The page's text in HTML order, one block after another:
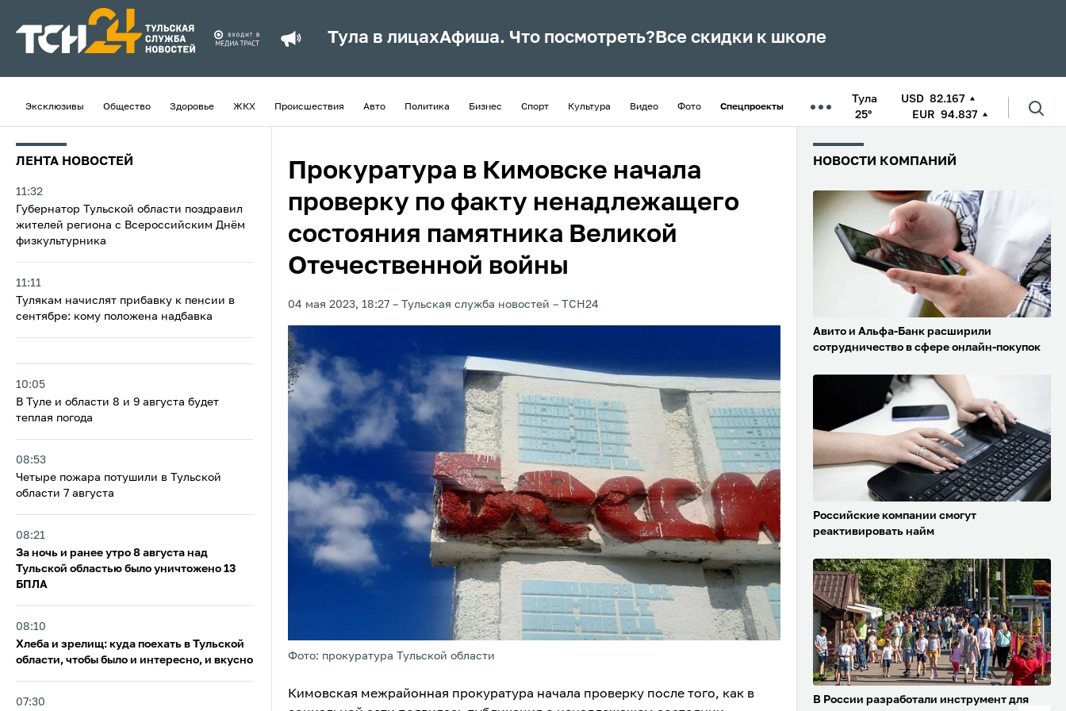
Тула в лицахАфиша. Что посмотреть? Все скидки к школе
Эксклюзивы Общество Здоровье ЖКХ Происшествия Авто Политика Бизнес Спорт Культура Видео Фото Спецпроекты
Тула
25°
USD 82.167
EUR 94.837
ЛЕНТА НОВОСТЕЙ
11:32
Губернатор Тульской области поздравил
жителей региона с Всероссийским Днём
физкультурника
11:11
Тулякам начислят прибавку к пенсии в
сентябре: кому положена надбавка
10:05
В Туле и области 8 и 9 августа будет
теплая погода
08:53
Четыре пожара потушили в Тульской
области 7 августа
08:21
За ночь и ранее утро 8 августа над
Тульской областью было уничтожено 13
БПЛА
08:10
Хлеба и зрелищ: куда поехать в Тульской
области, чтобы было и интересно, и вкусно
07:30
Прокуратура в Кимовске начала
проверку по факту ненадлежащего
состояния памятника Великой
Отечественной войны
04 мая 2023, 18:27 Тульская служба новостей ТСН24
Фото: прокуратура Тульской области
Кимовская межрайонная прокуратура начала проверку после того, как в
НОВОСТИ КОМПАНИЙ
Авито и Альфа-Банк расширили
сотрудничество в сфере онлайн-покупок
Российские компании смогут
реактивировать найм
В России разработали инструмент для